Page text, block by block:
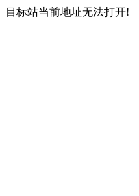
目标站当前地址无法打开!